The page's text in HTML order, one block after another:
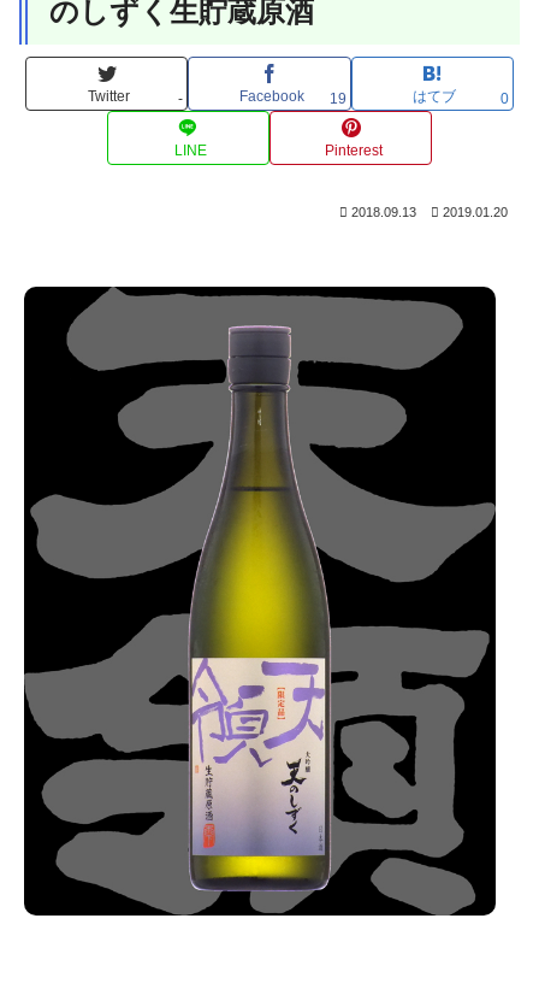
のしずく生貯蔵原酒
Twitter - Facebook 19 はてブ 0
LINE Pinterest
2018.09.13 2019.01.20